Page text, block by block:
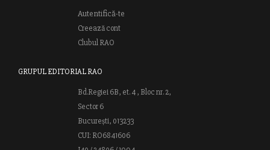
Autentifică-te
Creează cont
Clubul RAO
GRUPUL EDITORIAL RAO
Bd.Regiei 6B, et. 4 , Bloc nr. 2,
Sector 6
București, 013233
CUI: RO6841606